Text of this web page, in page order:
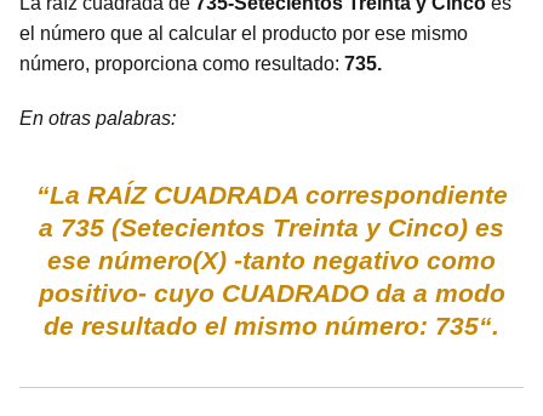
el número que al calcular el producto por ese mismo
número, proporciona como resultado: 735.
En otras palabras:
“La RAÍZ CUADRADA correspondiente
a 735 (Setecientos Treinta y Cinco) es
ese número(X) -tanto negativo como
positivo- cuyo CUADRADO da a modo
de resultado el mismo número: 735“.